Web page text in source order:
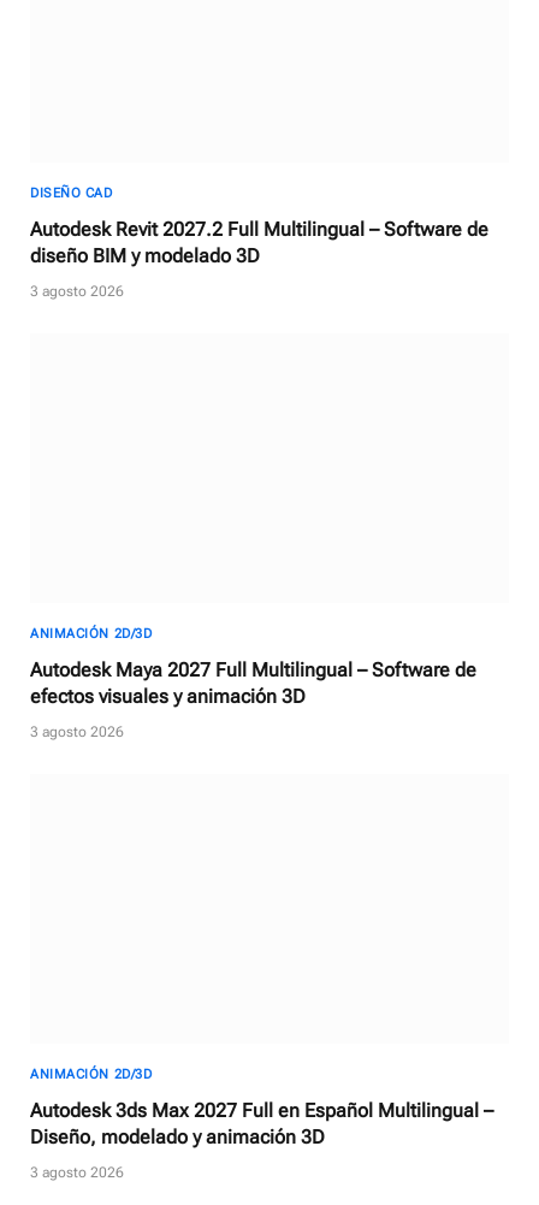
DISEÑO CAD
Autodesk Revit 2027.2 Full Multilingual – Software de
diseño BIM y modelado 3D
3 agosto 2026
ANIMACIÓN 2D/3D
Autodesk Maya 2027 Full Multilingual – Software de
efectos visuales y animación 3D
3 agosto 2026
ANIMACIÓN 2D/3D
Autodesk 3ds Max 2027 Full en Español Multilingual –
Diseño, modelado y animación 3D
3 agosto 2026